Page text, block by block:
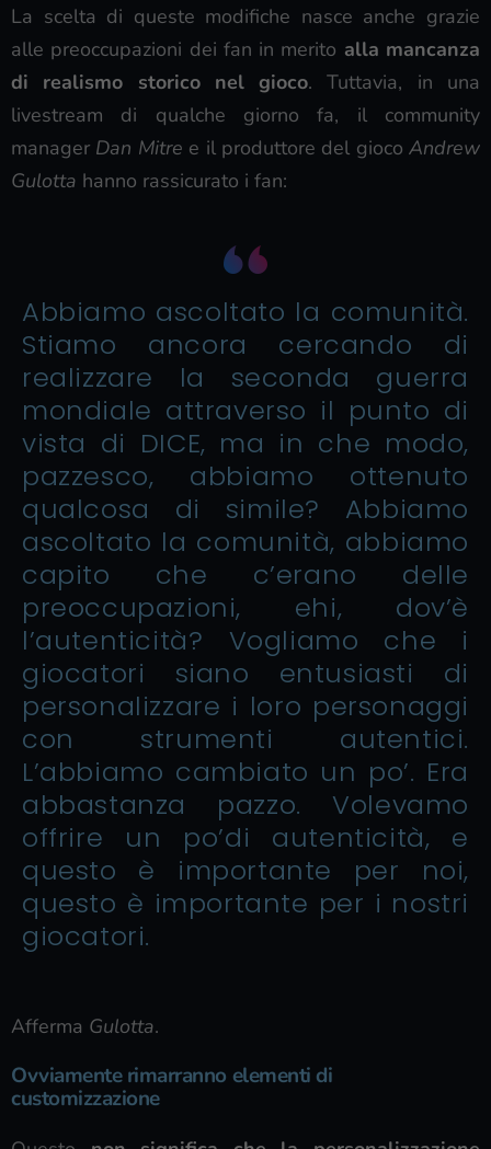
La scelta di queste modifiche nasce anche grazie
alle preoccupazioni dei fan in merito alla mancanza
di realismo storico nel gioco. Tuttavia, in una
livestream di qualche giorno fa, il community
manager Dan Mitre e il produttore del gioco Andrew
Gulotta hanno rassicurato i fan:
Abbiamo ascoltato la comunità.
Stiamo ancora cercando di
realizzare la seconda guerra
mondiale attraverso il punto di
vista di DICE, ma in che modo,
pazzesco, abbiamo ottenuto
qualcosa di simile? Abbiamo
ascoltato la comunità, abbiamo
capito che c’erano delle
preoccupazioni, ehi, dov’è
l’autenticità? Vogliamo che i
giocatori siano entusiasti di
personalizzare i loro personaggi
con strumenti autentici.
L’abbiamo cambiato un po’. Era
abbastanza pazzo. Volevamo
offrire un po’di autenticità, e
questo è importante per noi,
questo è importante per i nostri
giocatori.
Afferma Gulotta.
Ovviamente rimarranno elementi di
customizzazione